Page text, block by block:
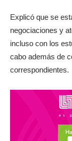
Explicó que se
negociaciones y
incluso con los
cabo además de
correspondientes.